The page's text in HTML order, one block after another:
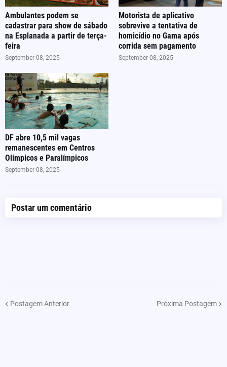
Ambulantes podem se
cadastrar para show de sábado
na Esplanada a partir de terça-
feira
September 08, 2025
Motorista de aplicativo
sobrevive a tentativa de
homicídio no Gama após
corrida sem pagamento
September 08, 2025
DF abre 10,5 mil vagas
remanescentes em Centros
Olímpicos e Paralímpicos
September 08, 2025
Postar um comentário
Postagem Anterior Próxima Postagem